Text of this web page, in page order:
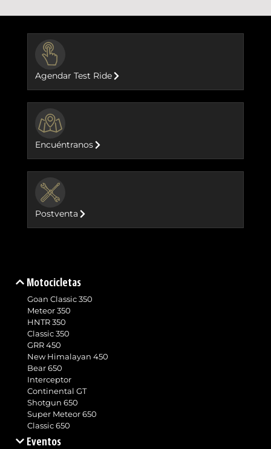
Agendar Test Ride
Encuéntranos
Postventa
Motocicletas
Goan Classic 350
Meteor 350
HNTR 350
Classic 350
GRR 450
New Himalayan 450
Bear 650
Interceptor
Continental GT
Shotgun 650
Super Meteor 650
Classic 650
Eventos